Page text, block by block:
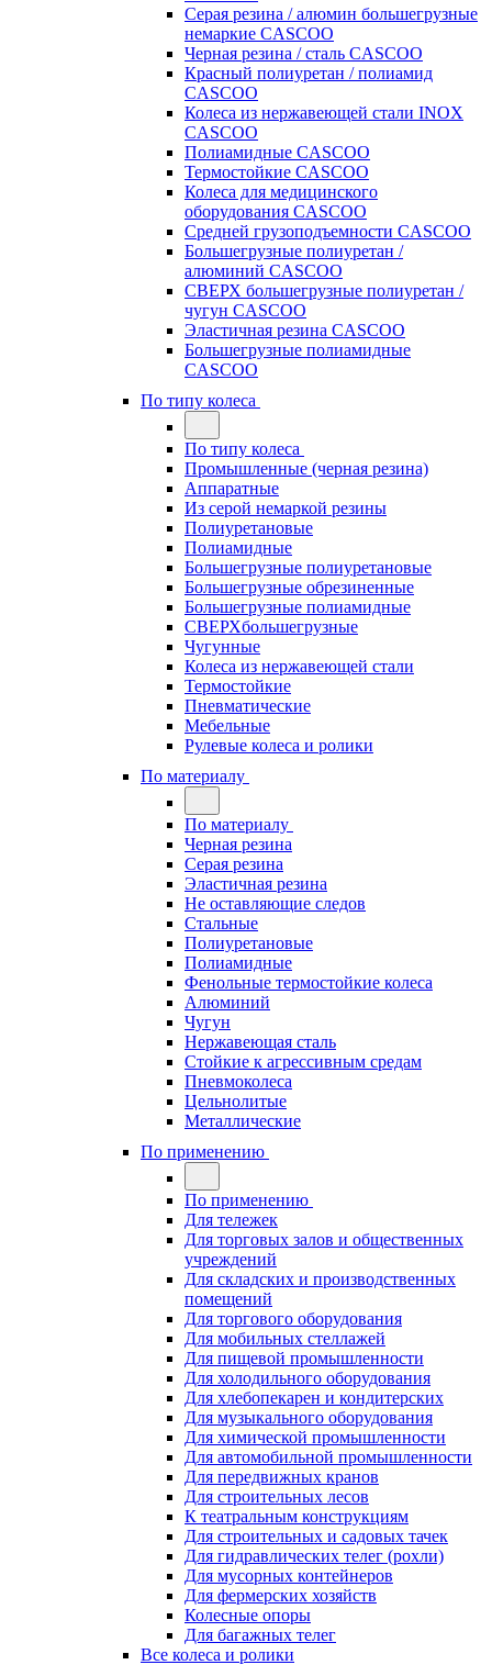
Серая резина / алюмин большегрузные
немаркие CASCOO
Черная резина / сталь CASCOO
Красный полиуретан / полиамид
CASCOO
Колеса из нержавеющей стали INOX
CASCOO
Полиамидные CASCOO
Термостойкие CASCOO
Колеса для медицинского
оборудования CASCOO
Средней грузоподъемности CASCOO
Большегрузные полиуретан /
алюминий CASCOO
СВЕРХ большегрузные полиуретан /
чугун CASCOO
Эластичная резина CASCOO
Большегрузные полиамидные
CASCOO
По типу колеса
По типу колеса
Промышленные (черная резина)
Аппаратные
Из серой немаркой резины
Полиуретановые
Полиамидные
Большегрузные полиуретановые
Большегрузные обрезиненные
Большегрузные полиамидные
СВЕРХбольшегрузные
Чугунные
Колеса из нержавеющей стали
Термостойкие
Пневматические
Мебельные
Рулевые колеса и ролики
По материалу
По материалу
Черная резина
Серая резина
Эластичная резина
Не оставляющие следов
Стальные
Полиуретановые
Полиамидные
Фенольные термостойкие колеса
Алюминий
Чугун
Нержавеющая сталь
Стойкие к агрессивным средам
Пневмоколеса
Цельнолитые
Металлические
По применению
По применению
Для тележек
Для торговых залов и общественных
учреждений
Для складских и производственных
помещений
Для торгового оборудования
Для мобильных стеллажей
Для пищевой промышленности
Для холодильного оборудования
Для хлебопекарен и кондитерских
Для музыкального оборудования
Для химической промышленности
Для автомобильной промышленности
Для передвижных кранов
Для строительных лесов
К театральным конструкциям
Для строительных и садовых тачек
Для гидравлических телег (рохли)
Для мусорных контейнеров
Для фермерских хозяйств
Колесные опоры
Для багажных телег
Все колеса и ролики